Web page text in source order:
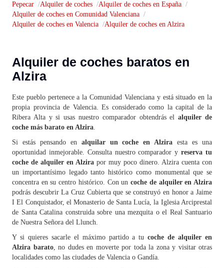
Pepecar Alquiler de coches
Alquiler de coches en España
Alquiler de coches en Comunidad Valenciana
Alquiler de coches en Valencia
Alquiler de coches en Alzira
Alquiler de coches baratos en
Alzira
Este pueblo pertenece a la Comunidad Valenciana y está situado en la
propia provincia de Valencia. Es considerado como la capital de la
Ribera Alta y si usas nuestro comparador obtendrás elalquiler de
coche más barato en Alzira.
Si estás pensando en alquilar un coche en Alzira esta es una
oportunidad inmejorable. Consulta nuestro comparador yreserva tu
coche de alquiler en Alzira por muy poco dinero. Alzira cuenta con
un importantísimo legado tanto histórico como monumental que se
concentra en su centro histórico. Con uncoche de alquiler en Alzira
podrás descubrir La Cruz Cubierta que se construyó en honor a Jaime
I El Conquistador, el Monasterio de Santa Lucía, la Iglesia Arciprestal
de Santa Catalina construida sobre una mezquita o el Real Santuario
de Nuestra Señora del Llunch.
Y si quieres sacarle el máximo partido a tucoche de alquiler en
Alzira barato, no dudes en moverte por toda la zona y visitar otras
localidades como las ciudades de Valencia o Gandía.